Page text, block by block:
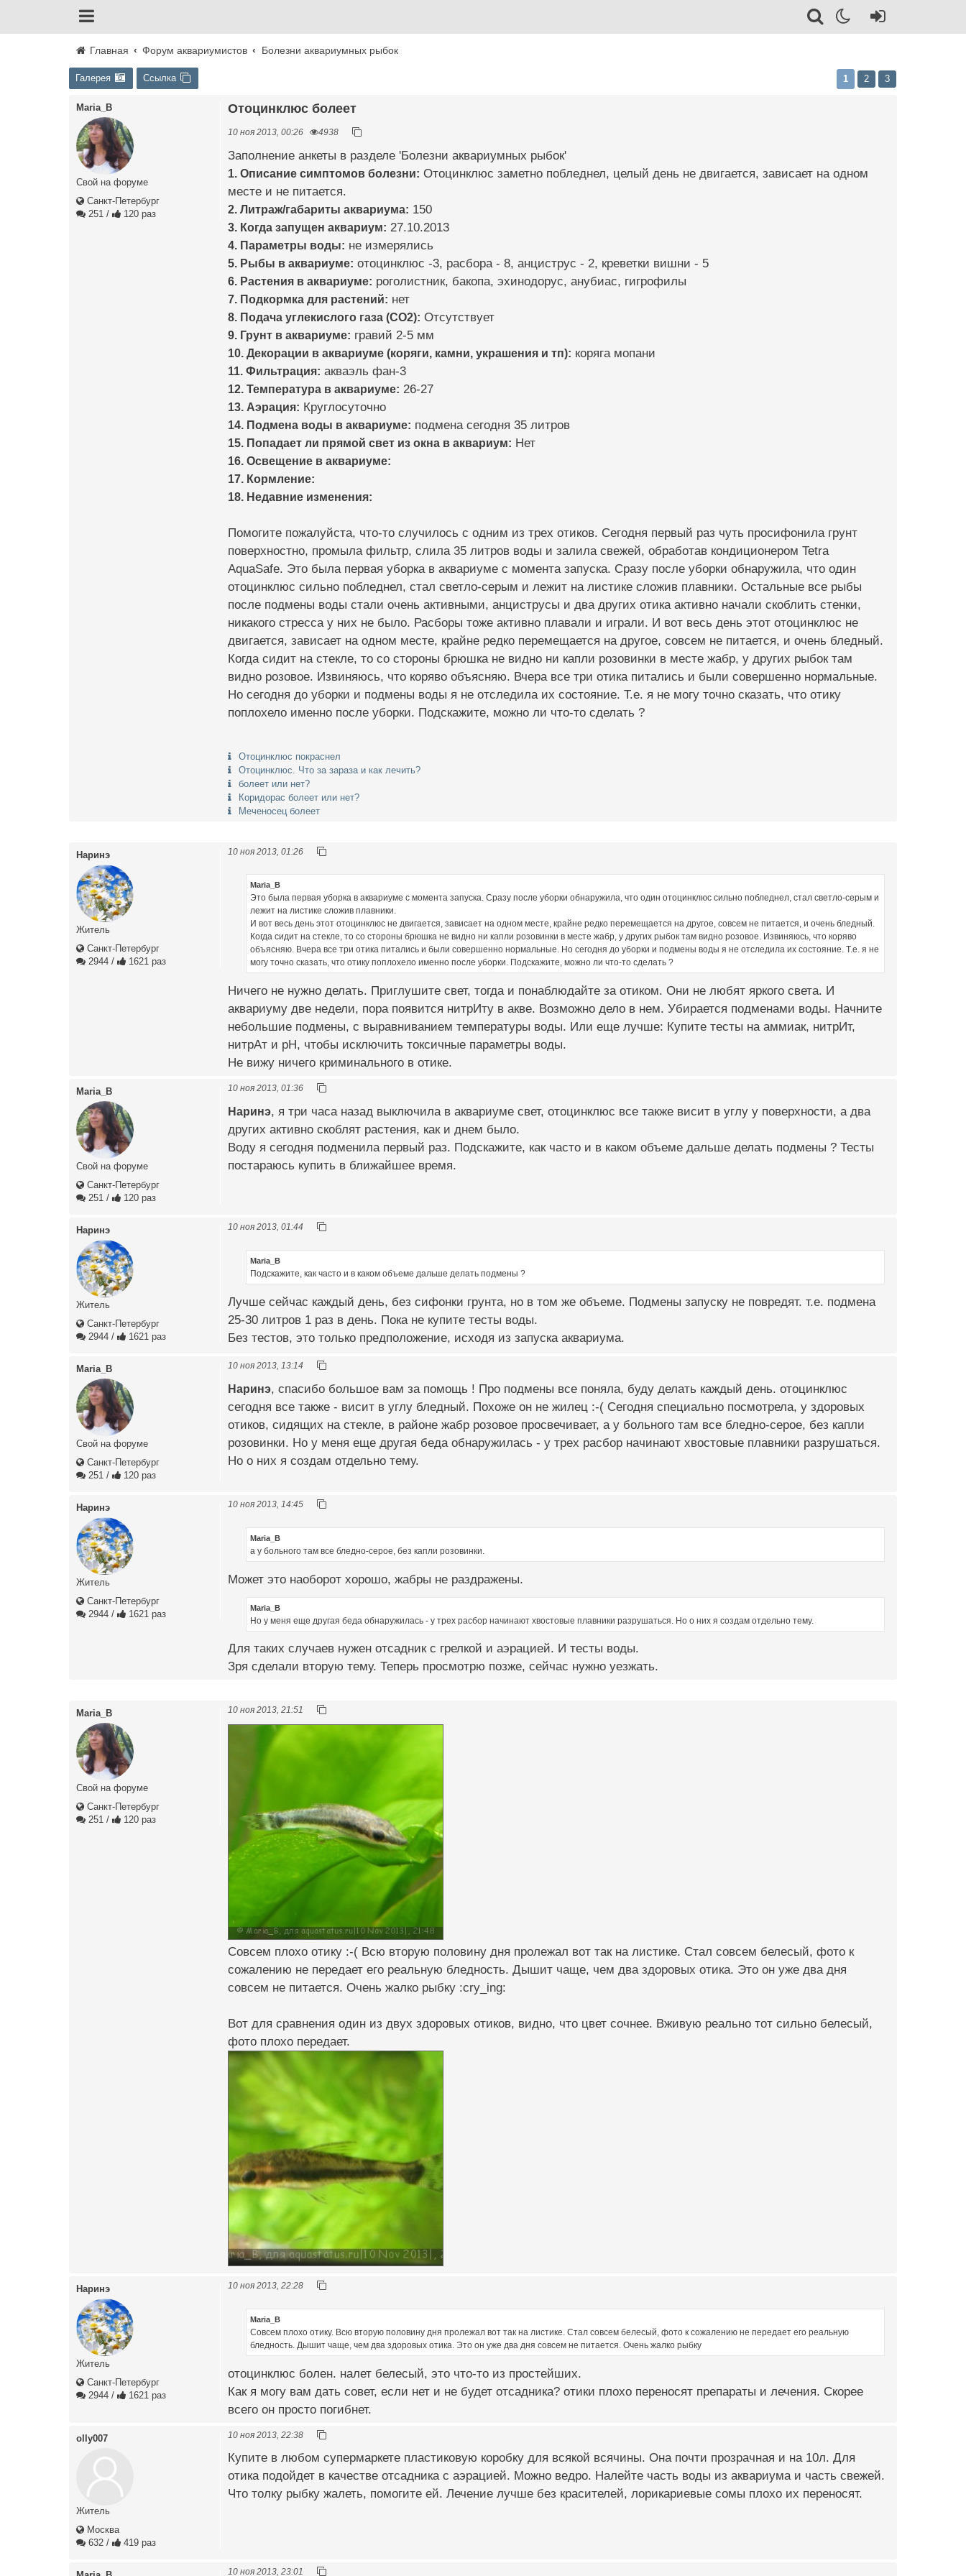
Главная Форум аквариумистов Болезни аквариумных рыбок
Галерея Ссылка 1 2 3
Maria_B
Свой на форуме
Санкт-Петербург
251 / 120 раз
Отоцинклюс болеет
10 ноя 2013, 00:26 4938
Заполнение анкеты в разделе 'Болезни аквариумных рыбок'
1. Описание симптомов болезни: Отоцинклюс заметно побледнел, целый день не двигается, зависает на одном
месте и не питается.
2. Литраж/габариты аквариума: 150
3. Когда запущен аквариум: 27.10.2013
4. Параметры воды: не измерялись
5. Рыбы в аквариуме: отоцинклюс -3, расбора - 8, анциструс - 2, креветки вишни - 5
6. Растения в аквариуме: роголистник, бакопа, эхинодорус, анубиас, гигрофилы
7. Подкормка для растений: нет
8. Подача углекислого газа (CO2): Отсутствует
9. Грунт в аквариуме: гравий 2-5 мм
10. Декорации в аквариуме (коряги, камни, украшения и тп): коряга мопани
11. Фильтрация: акваэль фан-3
12. Температура в аквариуме: 26-27
13. Аэрация: Круглосуточно
14. Подмена воды в аквариуме: подмена сегодня 35 литров
15. Попадает ли прямой свет из окна в аквариум: Нет
16. Освещение в аквариуме:
17. Кормление:
18. Недавние изменения:
Помогите пожалуйста, что-то случилось с одним из трех отиков. Сегодня первый раз чуть просифонила грунт
поверхностно, промыла фильтр, слила 35 литров воды и залила свежей, обработав кондиционером Tetra
AquaSafe. Это была первая уборка в аквариуме с момента запуска. Сразу после уборки обнаружила, что один
отоцинклюс сильно побледнел, стал светло-серым и лежит на листике сложив плавники. Остальные все рыбы
после подмены воды стали очень активными, анциструсы и два других отика активно начали скоблить стенки,
никакого стресса у них не было. Расборы тоже активно плавали и играли. И вот весь день этот отоцинклюс не
двигается, зависает на одном месте, крайне редко перемещается на другое, совсем не питается, и очень бледный.
Когда сидит на стекле, то со стороны брюшка не видно ни капли розовинки в месте жабр, у других рыбок там
видно розовое. Извиняюсь, что коряво объясняю. Вчера все три отика питались и были совершенно нормальные.
Но сегодня до уборки и подмены воды я не отследила их состояние. Т.е. я не могу точно сказать, что отику
поплохело именно после уборки. Подскажите, можно ли что-то сделать ?
Отоцинклюс покраснел
Отоцинклюс. Что за зараза и как лечить?
болеет или нет?
Коридорас болеет или нет?
Меченосец болеет
Наринэ
Житель
Санкт-Петербург
2944 / 1621 раз
10 ноя 2013, 01:26
Maria_B
Это была первая уборка в аквариуме с момента запуска. Сразу после уборки обнаружила, что один отоцинклюс сильно побледнел, стал светло-серым и
лежит на листике сложив плавники.
И вот весь день этот отоцинклюс не двигается, зависает на одном месте, крайне редко перемещается на другое, совсем не питается, и очень бледный.
Когда сидит на стекле, то со стороны брюшка не видно ни капли розовинки в месте жабр, у других рыбок там видно розовое. Извиняюсь, что коряво
объясняю. Вчера все три отика питались и были совершенно нормальные. Но сегодня до уборки и подмены воды я не отследила их состояние. Т.е. я не
могу точно сказать, что отику поплохело именно после уборки. Подскажите, можно ли что-то сделать ?
Ничего не нужно делать. Приглушите свет, тогда и понаблюдайте за отиком. Они не любят яркого света. И
аквариуму две недели, пора появится нитрИту в акве. Возможно дело в нем. Убирается подменами воды. Начните
небольшие подмены, с выравниванием температуры воды. Или еще лучше: Купите тесты на аммиак, нитрИт,
нитрАт и pH, чтобы исключить токсичные параметры воды.
Не вижу ничего криминального в отике.
Maria_B
Свой на форуме
Санкт-Петербург
251 / 120 раз
10 ноя 2013, 01:36
Наринэ, я три часа назад выключила в аквариуме свет, отоцинклюс все также висит в углу у поверхности, а два
других активно скоблят растения, как и днем было.
Воду я сегодня подменила первый раз. Подскажите, как часто и в каком объеме дальше делать подмены ? Тесты
постараюсь купить в ближайшее время.
Наринэ
Житель
Санкт-Петербург
2944 / 1621 раз
10 ноя 2013, 01:44
Maria_B
Подскажите, как часто и в каком объеме дальше делать подмены ?
Лучше сейчас каждый день, без сифонки грунта, но в том же объеме. Подмены запуску не повредят. т.е. подмена
25-30 литров 1 раз в день. Пока не купите тесты воды.
Без тестов, это только предположение, исходя из запуска аквариума.
Maria_B
Свой на форуме
Санкт-Петербург
251 / 120 раз
10 ноя 2013, 13:14
Наринэ, спасибо большое вам за помощь ! Про подмены все поняла, буду делать каждый день. отоцинклюс
сегодня все также - висит в углу бледный. Похоже он не жилец :-( Сегодня специально посмотрела, у здоровых
отиков, сидящих на стекле, в районе жабр розовое просвечивает, а у больного там все бледно-серое, без капли
розовинки. Но у меня еще другая беда обнаружилась - у трех расбор начинают хвостовые плавники разрушаться.
Но о них я создам отдельно тему.
Наринэ
Житель
Санкт-Петербург
2944 / 1621 раз
10 ноя 2013, 14:45
Maria_B
а у больного там все бледно-серое, без капли розовинки.
Может это наоборот хорошо, жабры не раздражены.
Maria_B
Но у меня еще другая беда обнаружилась - у трех расбор начинают хвостовые плавники разрушаться. Но о них я создам отдельно тему.
Для таких случаев нужен отсадник с грелкой и аэрацией. И тесты воды.
Зря сделали вторую тему. Теперь просмотрю позже, сейчас нужно уезжать.
Maria_B
Свой на форуме
Санкт-Петербург
251 / 120 раз
10 ноя 2013, 21:51
Совсем плохо отику :-( Всю вторую половину дня пролежал вот так на листике. Стал совсем белесый, фото к
сожалению не передает его реальную бледность. Дышит чаще, чем два здоровых отика. Это он уже два дня
совсем не питается. Очень жалко рыбку :cry_ing:
Вот для сравнения один из двух здоровых отиков, видно, что цвет сочнее. Вживую реально тот сильно белесый,
фото плохо передает.
Наринэ
Житель
Санкт-Петербург
2944 / 1621 раз
10 ноя 2013, 22:28
Maria_B
Совсем плохо отику. Всю вторую половину дня пролежал вот так на листике. Стал совсем белесый, фото к сожалению не передает его реальную
бледность. Дышит чаще, чем два здоровых отика. Это он уже два дня совсем не питается. Очень жалко рыбку
отоцинклюс болен. налет белесый, это что-то из простейших.
Как я могу вам дать совет, если нет и не будет отсадника? отики плохо переносят препараты и лечения. Скорее
всего он просто погибнет.
olly007
Житель
Москва
632 / 419 раз
10 ноя 2013, 22:38
Купите в любом супермаркете пластиковую коробку для всякой всячины. Она почти прозрачная и на 10л. Для
отика подойдет в качестве отсадника с аэрацией. Можно ведро. Налейте часть воды из аквариума и часть свежей.
Что толку рыбку жалеть, помогите ей. Лечение лучше без красителей, лорикариевые сомы плохо их переносят.
10 ноя 2013, 23:01